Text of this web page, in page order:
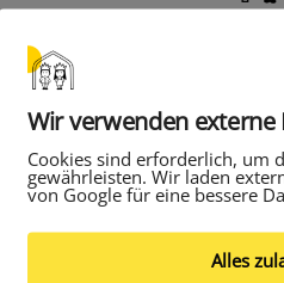
den 22.11.2018,
des Fördervereins
2018
Wir verwenden
Cookies sind erforderlich, um
gewährleisten. Wir laden
von Google für eine bessere
Alles